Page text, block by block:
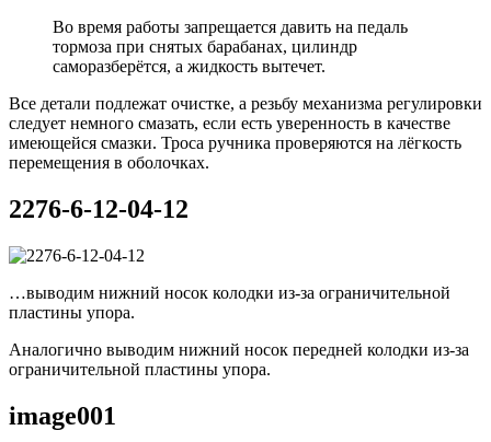
Во время работы запрещается давить на педаль
тормоза при снятых барабанах, цилиндр
саморазберётся, а жидкость вытечет.
Все детали подлежат очистке, а резьбу механизма регулировки
следует немного смазать, если есть уверенность в качестве
имеющейся смазки. Троса ручника проверяются на лёгкость
перемещения в оболочках.
2276-6-12-04-12
…выводим нижний носок колодки из-за ограничительной
пластины упора.
Аналогично выводим нижний носок передней колодки из-за
ограничительной пластины упора.
image001